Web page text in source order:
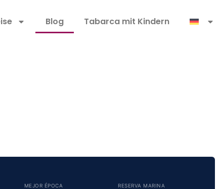
Blog Tabarca mit Kindern
MEJOR ÉPOCA RESERVA MARINA